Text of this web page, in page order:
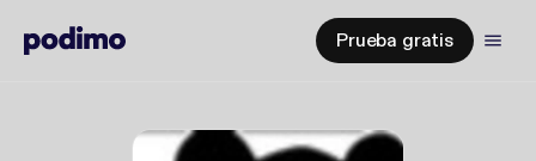
Prueba gratis